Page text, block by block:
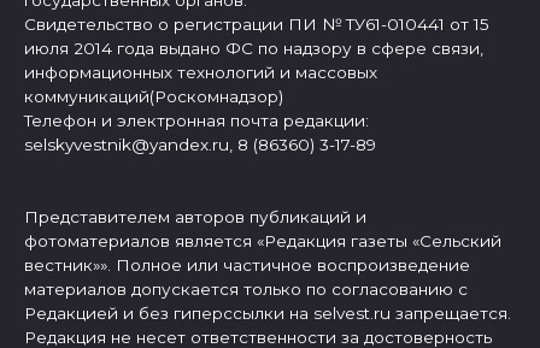
Свидетельство о регистрации ПИ № ТУ61-010441 от 15
июля 2014 года выдано ФС по надзору в сфере связи,
информационных технологий и массовых
коммуникаций(Роскомнадзор)
Телефон и электронная почта редакции:
selskyvestnik@yandex.ru, 8 (86360) 3-17-89
Представителем авторов публикаций и
фотоматериалов является «Редакция газеты «Сельский
вестник»». Полное или частичное воспроизведение
материалов допускается только по согласованию с
Редакцией и без гиперссылки на selvest.ru запрещается.
Редакция не несет ответственности за достоверность